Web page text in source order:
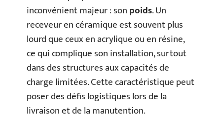
inconvénient majeur : sonpoids. Un
receveur en céramique est souvent plus
lourd que ceux en acrylique ou en résine,
ce qui complique son installation, surtout
dans des structures aux capacités de
charge limitées. Cette caractéristique peut
poser des défis logistiques lors de la
livraison et de la manutention.